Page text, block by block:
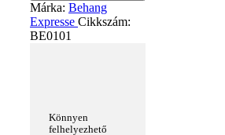
Márka: Behang
Expresse Cikkszám:
BE0101
Könnyen
felhelyezhető